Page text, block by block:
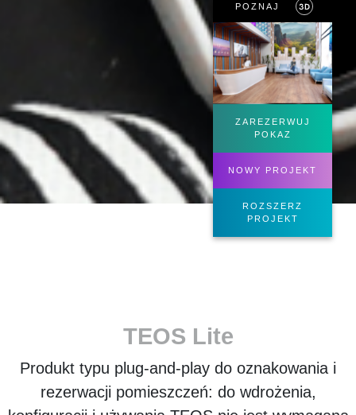
POZNAJ
ZAREZERWUJ
POKAZ
NOWY PROJEKT
ROZSZERZ
PROJEKT
TEOS Lite
Produkt typu plug-and-play do oznakowania i
rezerwacji pomieszczeń: do wdrożenia,